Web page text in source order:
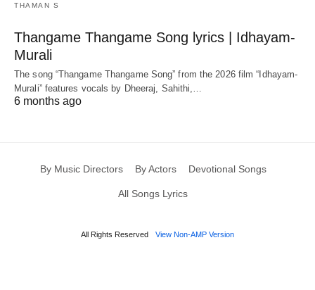
THAMAN S
Thangame Thangame Song lyrics | Idhayam-
Murali
The song “Thangame Thangame Song” from the 2026 film “Idhayam-
Murali” features vocals by Dheeraj, Sahithi,…
6 months ago
By Music Directors By Actors Devotional Songs
All Songs Lyrics
All Rights Reserved View Non-AMP Version